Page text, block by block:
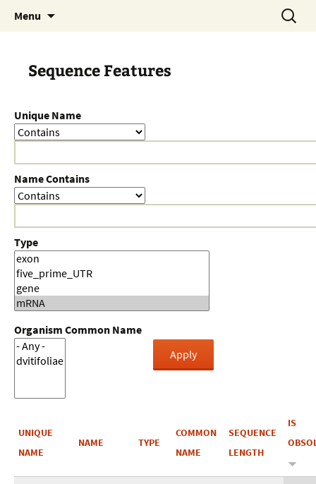
Menu
Search
for:
Sequence Features
Unique Name
Name Contains
Type
Organism Common Name
UNIQUE
NAME
NAME TYPE
COMMON
NAME
SEQUENCE
LENGTH
IS